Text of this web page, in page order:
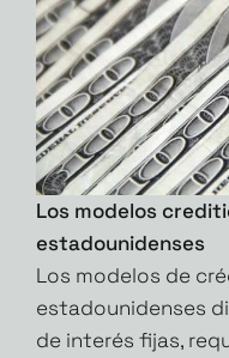
Los modelos
estadounidenses
Los modelos de
estadounidenses
de interés fijas,